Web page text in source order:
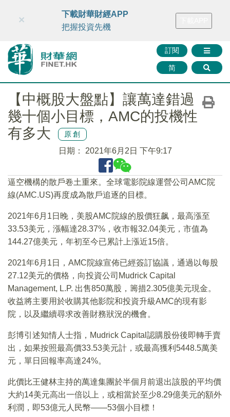
財華智庫網 FINTV FINMETA 財華證券 媒體矩陣
訂閱
简
×
下載財華財經APP
把握投資先機
【中概股大盤點】讓萬達錯過
幾十個小目標，AMC的投機性
有多大
原創
日期： 2021年6月2日 下午9:17
逼空機構的散戶卷土重來。全球電影院線運營公司AMC院
線(AMC.US)再度成為散戶追逐的目標。
2021年6月1日晚，美股AMC院線的股價狂飙，最高漲至
33.53美元，漲幅達28.37%，收市報32.04美元，市值為
144.27億美元，年初至今已累計上漲近15倍。
2021年6月1日，AMC院線宣佈已經簽訂協議，通過以每股
27.12美元的價格，向投資公司Mudrick Capital
Management, L.P. 出售850萬股，籌措2.305億美元現金。
收益將主要用於收購其他影院和投資升級AMC的現有影
院，以及繼續尋求改善財務狀況的機會。
彭博引述知情人士指，Mudrick Capital認購股份後即轉手賣
出，如果按照最高價33.53美元計，或最高獲利5448.5萬美
元，單日回報率高達24%。
此價比王健林主持的萬達集團於半個月前退出該股的平均價
大約14美元高出一倍以上，或相當於至少8.29億美元的額外
利潤，即53億元人民幣——53個小目標！